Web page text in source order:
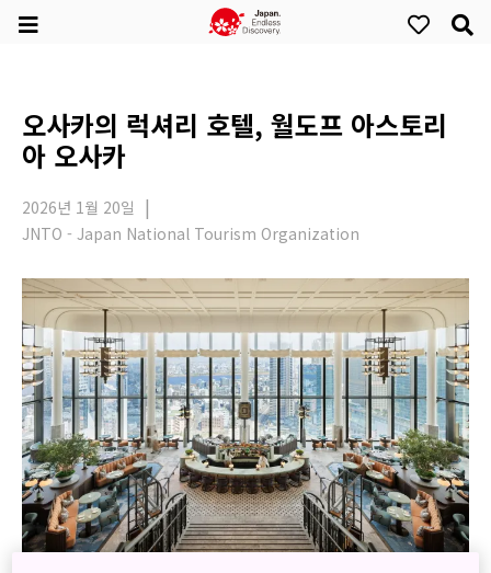
오사카의 럭셔리 호텔, 월도프 아스토리
아 오사카
2026년 1월 20일
JNTO - Japan National Tourism Organization